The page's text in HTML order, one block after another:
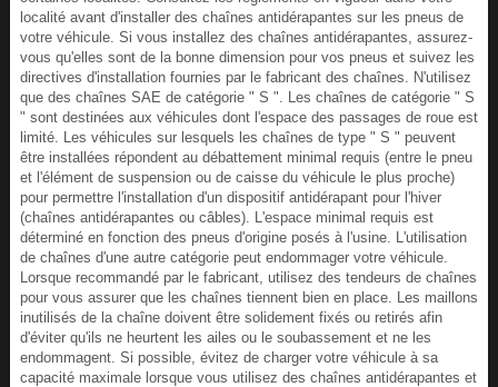
localité avant d'installer des chaînes antidérapantes sur les pneus de
votre véhicule. Si vous installez des chaînes antidérapantes, assurez-
vous qu'elles sont de la bonne dimension pour vos pneus et suivez les
directives d'installation fournies par le fabricant des chaînes. N'utilisez
que des chaînes SAE de catégorie " S ". Les chaînes de catégorie " S
" sont destinées aux véhicules dont l'espace des passages de roue est
limité. Les véhicules sur lesquels les chaînes de type " S " peuvent
être installées répondent au débattement minimal requis (entre le pneu
et l'élément de suspension ou de caisse du véhicule le plus proche)
pour permettre l'installation d'un dispositif antidérapant pour l'hiver
(chaînes antidérapantes ou câbles). L'espace minimal requis est
déterminé en fonction des pneus d'origine posés à l'usine. L'utilisation
de chaînes d'une autre catégorie peut endommager votre véhicule.
Lorsque recommandé par le fabricant, utilisez des tendeurs de chaînes
pour vous assurer que les chaînes tiennent bien en place. Les maillons
inutilisés de la chaîne doivent être solidement fixés ou retirés afin
d'éviter qu'ils ne heurtent les ailes ou le soubassement et ne les
endommagent. Si possible, évitez de charger votre véhicule à sa
capacité maximale lorsque vous utilisez des chaînes antidérapantes et